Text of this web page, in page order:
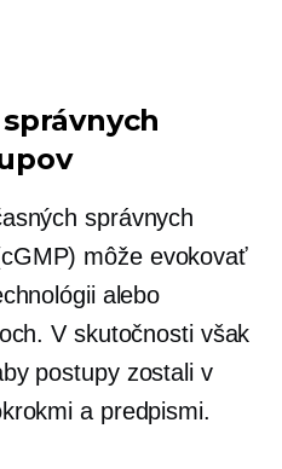
správnych
môže evokovať
alebo
V skutočnosti však
postupy zostali v
a predpismi.